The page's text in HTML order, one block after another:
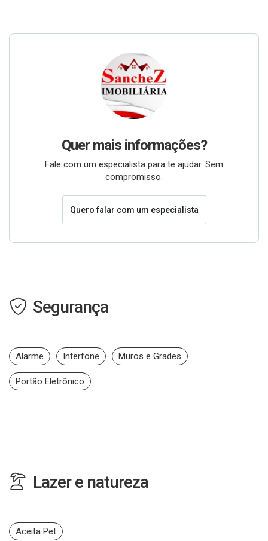
Quer mais informações?
Fale com um especialista para te ajudar. Sem
compromisso.
Quero falar com um especialista
Segurança
Alarme Interfone Muros e Grades
Portão Eletrônico
Lazer e natureza
Aceita Pet